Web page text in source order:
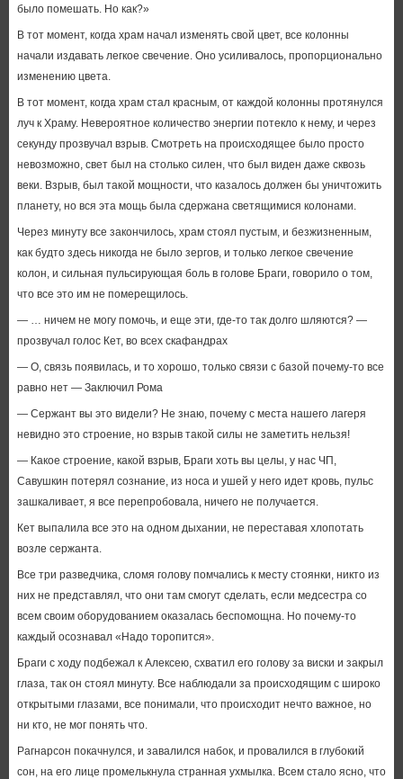
было помешать. Но как?»
В тот момент, когда храм начал изменять свой цвет, все колонны
начали издавать легкое свечение. Оно усиливалось, пропорционально
изменению цвета.
В тот момент, когда храм стал красным, от каждой колонны протянулся
луч к Храму. Невероятное количество энергии потекло к нему, и через
секунду прозвучал взрыв. Смотреть на происходящее было просто
невозможно, свет был на столько силен, что был виден даже сквозь
веки. Взрыв, был такой мощности, что казалось должен бы уничтожить
планету, но вся эта мощь была сдержана светящимися колонами.
Через минуту все закончилось, храм стоял пустым, и безжизненным,
как будто здесь никогда не было зергов, и только легкое свечение
колон, и сильная пульсирующая боль в голове Браги, говорило о том,
что все это им не померещилось.
— … ничем не могу помочь, и еще эти, где-то так долго шляются? —
прозвучал голос Кет, во всех скафандрах
— О, связь появилась, и то хорошо, только связи с базой почему-то все
равно нет — Заключил Рома
— Сержант вы это видели? Не знаю, почему с места нашего лагеря
невидно это строение, но взрыв такой силы не заметить нельзя!
— Какое строение, какой взрыв, Браги хоть вы целы, у нас ЧП,
Савушкин потерял сознание, из носа и ушей у него идет кровь, пульс
зашкаливает, я все перепробовала, ничего не получается.
Кет выпалила все это на одном дыхании, не переставая хлопотать
возле сержанта.
Все три разведчика, сломя голову помчались к месту стоянки, никто из
них не представлял, что они там смогут сделать, если медсестра со
всем своим оборудованием оказалась беспомощна. Но почему-то
каждый осознавал «Надо торопится».
Браги с ходу подбежал к Алексею, схватил его голову за виски и закрыл
глаза, так он стоял минуту. Все наблюдали за происходящим с широко
открытыми глазами, все понимали, что происходит нечто важное, но
ни кто, не мог понять что.
Рагнарсон покачнулся, и завалился набок, и провалился в глубокий
сон, на его лице промелькнула странная ухмылка. Всем стало ясно, что